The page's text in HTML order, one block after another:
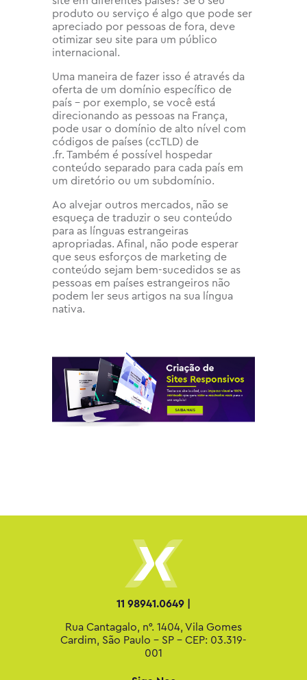
produto ou serviço é algo que pode ser
apreciado por pessoas de fora, deve
otimizar seu site para um público
internacional.
Uma maneira de fazer isso é através da
oferta de um domínio específico de
país – por exemplo, se você está
direcionando as pessoas na França,
pode usar o domínio de alto nível com
códigos de países (ccTLD) de
.fr. Também é possível hospedar
conteúdo separado para cada país em
um diretório ou um subdomínio.
Ao alvejar outros mercados, não se
esqueça de traduzir o seu conteúdo
para as línguas estrangeiras
apropriadas. Afinal, não pode esperar
que seus esforços de marketing de
conteúdo sejam bem-sucedidos se as
pessoas em países estrangeiros não
podem ler seus artigos na sua língua
nativa.
11 98941.0649 |
Rua Cantagalo, n°. 1404, Vila Gomes
Cardim, São Paulo - SP - CEP: 03.319-
001